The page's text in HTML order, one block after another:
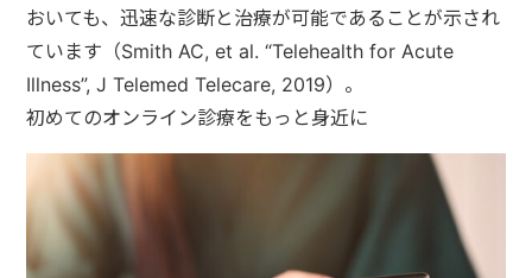
おいても、迅速な診断と治療が可能であることが示され
ています（Smith AC, et al. “Telehealth for Acute
Illness”, J Telemed Telecare, 2019）。
初めてのオンライン診療をもっと身近に